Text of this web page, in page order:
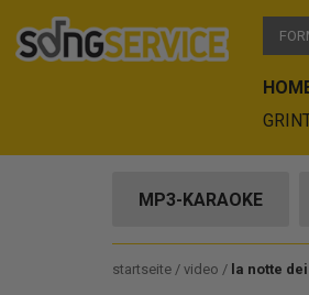
MP3-KARAOKE
startseite video la notte